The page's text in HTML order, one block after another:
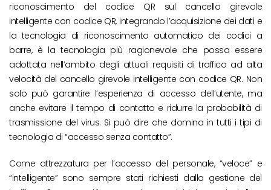
riconoscimento del codice QR sul cancello girevole
intelligente con codice QR, integrando l’acquisizione dei dati e
la tecnologia di riconoscimento automatico dei codici a
barre, è la tecnologia più ragionevole che possa essere
adottata nell’ambito degli attuali requisiti di traffico ad alta
velocità del cancello girevole intelligente con codice QR. Non
solo può garantire l’esperienza di accesso dell’utente, ma
anche evitare il tempo di contatto e ridurre la probabilità di
trasmissione del virus. Si può dire che domina in tutti i tipi di
tecnologia di “accesso senza contatto”.
Come attrezzatura per l’accesso del personale, “veloce” e
“intelligente” sono sempre stati richiesti dalla gestione del